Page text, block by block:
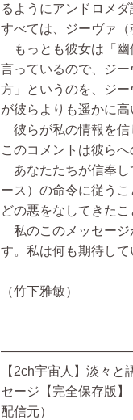
るようにアンドロメ
すべては、ジーヴァ（
もっとも彼女は「幽
言っているので、ジ
方」というのを、ジ
が彼らよりも遥かに高
彼らが私の情報を信
このコメントは彼ら
あなたたちが信奉し
ース）の命令に従う
どの悪をなしてきた
私のこのメッセージ
す。私は何も期待し
（竹下雅敏）
【2ch宇宙人】淡々
セージ【完全保存版】
配信元）